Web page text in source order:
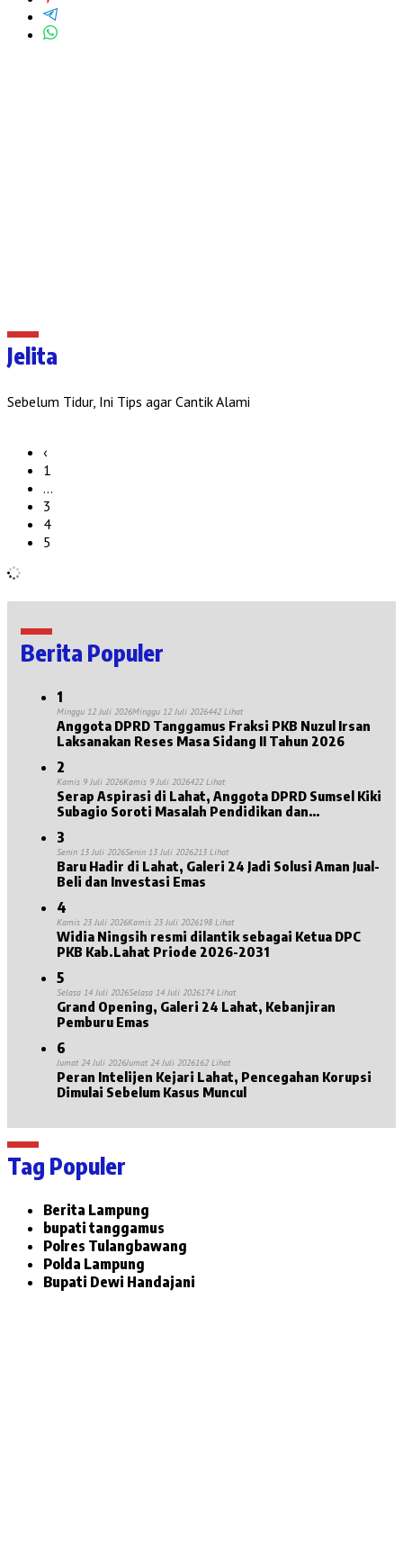
Jelita
Sebelum Tidur, Ini Tips agar Cantik Alami
‹
1
…
3
4
5
Berita Populer
1
Minggu 12 Juli 2026Minggu 12 Juli 2026442 Lihat
Anggota DPRD Tanggamus Fraksi PKB Nuzul Irsan
Laksanakan Reses Masa Sidang II Tahun 2026
2
Kamis 9 Juli 2026Kamis 9 Juli 2026422 Lihat
Serap Aspirasi di Lahat, Anggota DPRD Sumsel Kiki
Subagio Soroti Masalah Pendidikan dan
3
Senin 13 Juli 2026Senin 13 Juli 2026213 Lihat
Baru Hadir di Lahat, Galeri 24 Jadi Solusi Aman Jual-
Beli dan Investasi Emas
4
Kamis 23 Juli 2026Kamis 23 Juli 2026198 Lihat
Widia Ningsih resmi dilantik sebagai Ketua DPC
PKB Kab.Lahat Priode 2026-2031
5
Selasa 14 Juli 2026Selasa 14 Juli 2026174 Lihat
Grand Opening, Galeri 24 Lahat, Kebanjiran
Pemburu Emas
6
Jumat 24 Juli 2026Jumat 24 Juli 2026162 Lihat
Peran Intelijen Kejari Lahat, Pencegahan Korupsi
Dimulai Sebelum Kasus Muncul
Tag Populer
Berita Lampung
bupati tanggamus
Polres Tulangbawang
Polda Lampung
Bupati Dewi Handajani